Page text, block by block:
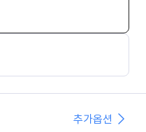
추가옵션